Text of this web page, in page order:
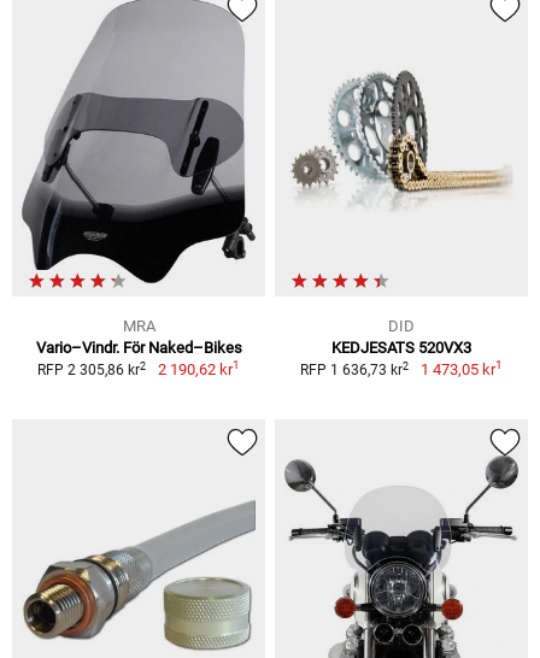
MRA
Vario–Vindr. För Naked–Bikes
RFP 2 305,86 kr2 2 190,62 kr1
DID
KEDJESATS 520VX3
RFP 1 636,73 kr2 1 473,05 kr1